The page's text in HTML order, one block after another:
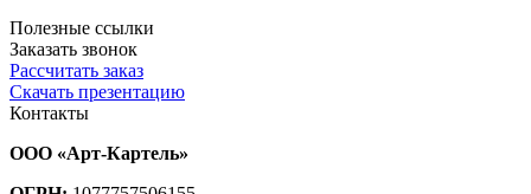
Полезные ссылки
Заказать звонок
Рассчитать заказ
Скачать презентацию
Контакты
ООО «Арт-Картель»